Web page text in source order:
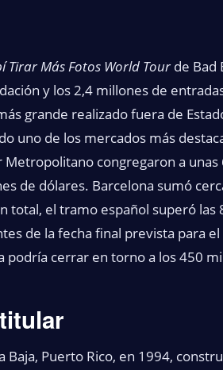
Tirar Más Fotos World Tourde Bad
y los 2,4 millones de
grande realizado fuera de
uno de los mercados más
congregaron a unas
de dólares. Barcelona sumó
total, el tramo español superó
de la fecha final prevista para
podría cerrar en torno a los 450
Puerto Rico, en 1994,